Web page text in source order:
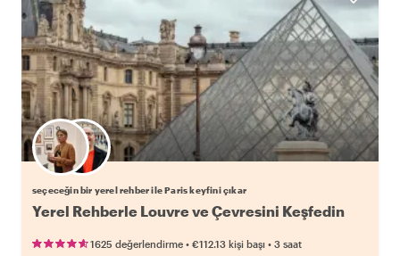
Favori yerel rehberini seç
seçeceğin bir yerel rehber ile Paris keyfini çıkar
Yerel Rehberle Louvre ve Çevresini Keşfedin
1625 değerlendirme • €112.13 kişi başı • 3 saat